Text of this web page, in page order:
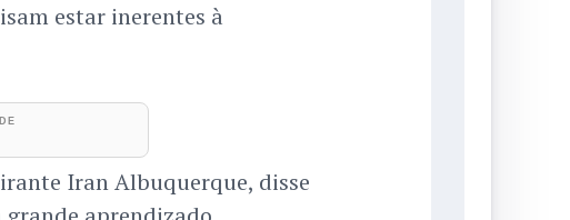
estar inerentes à
Iran Albuquerque, disse